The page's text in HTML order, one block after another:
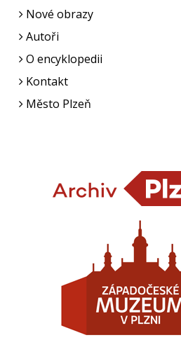
Nové obrazy
Autoři
O encyklopedii
Kontakt
Město Plzeň